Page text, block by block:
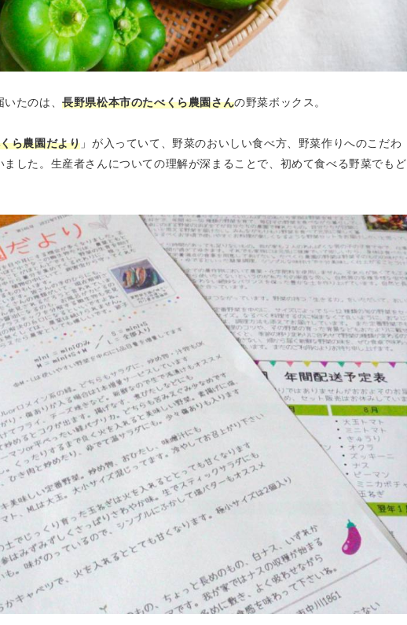
いたのは、長野県松本市のたべくら農園さんの野菜ボックス。
ら農園だより 」が入っていて、野菜のおいしい食べ方、野菜作りへのこだわ
した。生産者さんについての理解が深まることで、初めて食べる野菜でもど